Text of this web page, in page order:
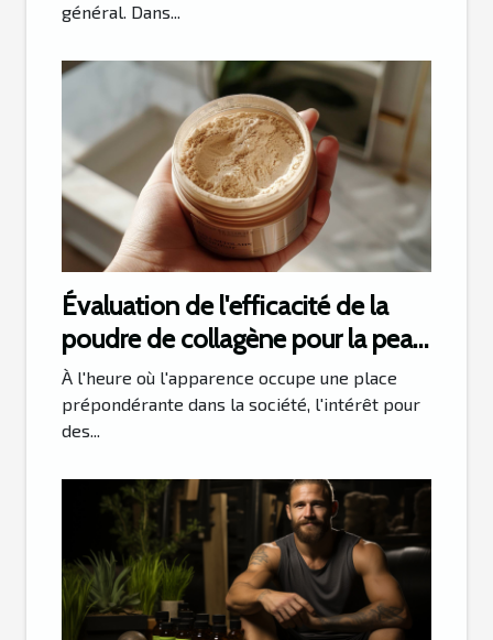
général. Dans...
Évaluation de l'efficacité de la
poudre de collagène pour la peau,
les cheveux et les ongles
À l'heure où l'apparence occupe une place
prépondérante dans la société, l'intérêt pour
des...